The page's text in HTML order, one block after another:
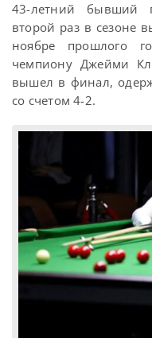
43-летний бывший
второй раз в сезоне
ноябре прошлого
чемпиону Джейми
вышел в финал,
со счетом 4-2.